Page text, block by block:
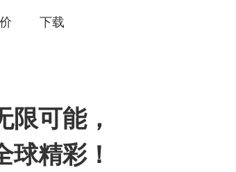
下载
限可能，
球精彩！